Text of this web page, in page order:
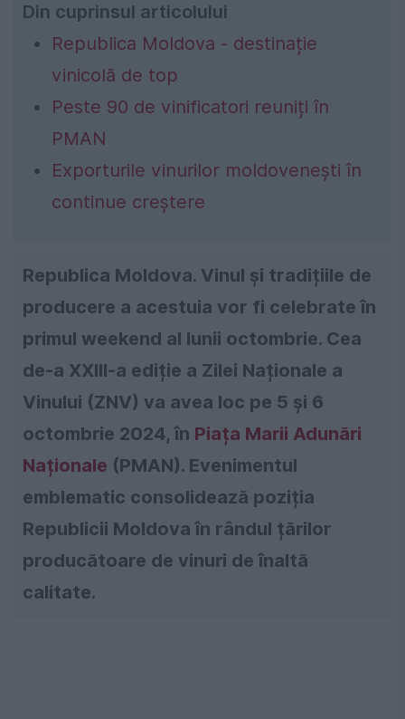
Din cuprinsul articolului
Republica Moldova - destinație
vinicolă de top
Peste 90 de vinificatori reuniți în
PMAN
Exporturile vinurilor moldovenești în
continue creștere
Republica Moldova. Vinul și tradițiile de
producere a acestuia vor fi celebrate în
primul weekend al lunii octombrie. Cea
de-a XXIII-a ediție a Zilei Naționale a
Vinului (ZNV) va avea loc pe 5 și 6
octombrie 2024, în Piața Marii Adunări
Naționale (PMAN). Evenimentul
emblematic consolidează poziția
Republicii Moldova în rândul țărilor
producătoare de vinuri de înaltă
calitate.